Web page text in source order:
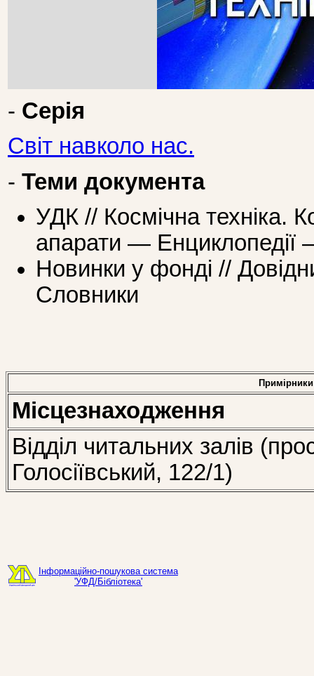
- Серія
Світ навколо нас.
- Теми документа
УДК // Космічна техніка.
апарати — Енциклопедії
Новинки у фонді //
Словники
Примірники
Місцезнаходження
Відділ читальних залів
Голосіївський, 122/1)
Інформаційно-пошукова система
'УФД/Бібліотека'